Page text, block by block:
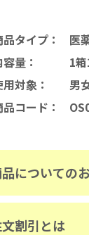
品タイプ：
医
容量：
1
用対象：
男
品コード ：
についての
割引とは